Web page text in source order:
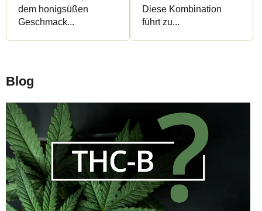
dem honigsüßen
Geschmack...
Diese Kombination
führt zu...
Blog